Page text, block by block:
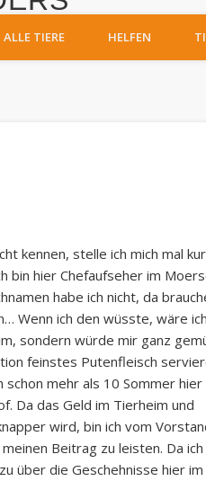
ALLE TIERE HELFEN
kennen, stelle ich mich mal
bin hier Chefaufseher im
habe ich nicht, da
Wenn ich den wüsste, wäre
sondern würde mir ganz
feinstes Putenfleisch
schon mehr als 10 Sommer hier
Da das Geld im Tierheim und
wird, bin ich vom
Beitrag zu leisten. Da
über die Geschehnisse hier